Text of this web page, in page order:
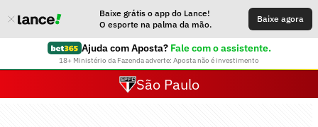
Baixe grátis o app do Lance!
O esporte na palma da mão.
Baixe agora
Ajuda com Aposta? Fale com o assistente.
18+ Ministério da Fazenda adverte: Aposta não é investimento
São Paulo